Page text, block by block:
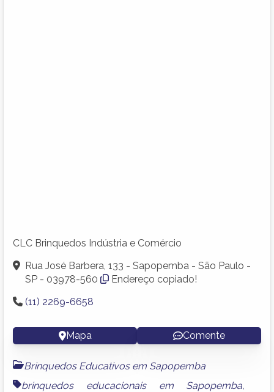
CLC Brinquedos Indústria e Comércio
Rua José Barbera, 133 - Sapopemba - São Paulo -
SP - 03978-560
Endereço copiado!
(11) 2269-6658
Mapa Comente
Brinquedos Educativos em Sapopemba
brinquedos educacionais em Sapopemba,